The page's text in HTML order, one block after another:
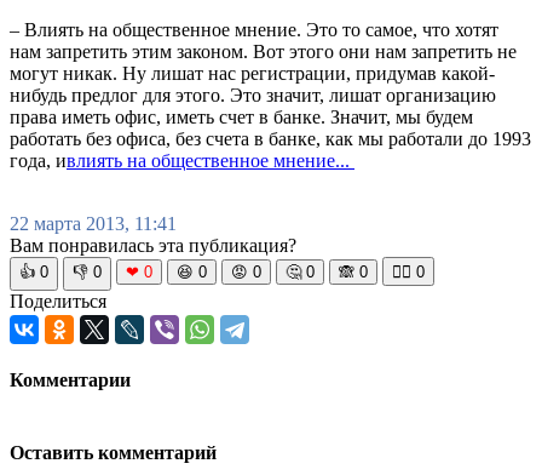
– Влиять на общественное мнение. Это то самое, что хотят
нам запретить этим законом. Вот этого они нам запретить не
могут никак. Ну лишат нас регистрации, придумав какой-
нибудь предлог для этого. Это значит, лишат организацию
права иметь офис, иметь счет в банке. Значит, мы будем
работать без офиса, без счета в банке, как мы работали до 1993
года, ивлиять на общественное мнение...
22 марта 2013, 11:41
Вам понравилась эта публикация?
👍 0 👎 0 ❤ 0 😆 0 😡 0 🤔 0 🙈 0 🧘‍♀️ 0
Поделиться
Комментарии
Оставить комментарий